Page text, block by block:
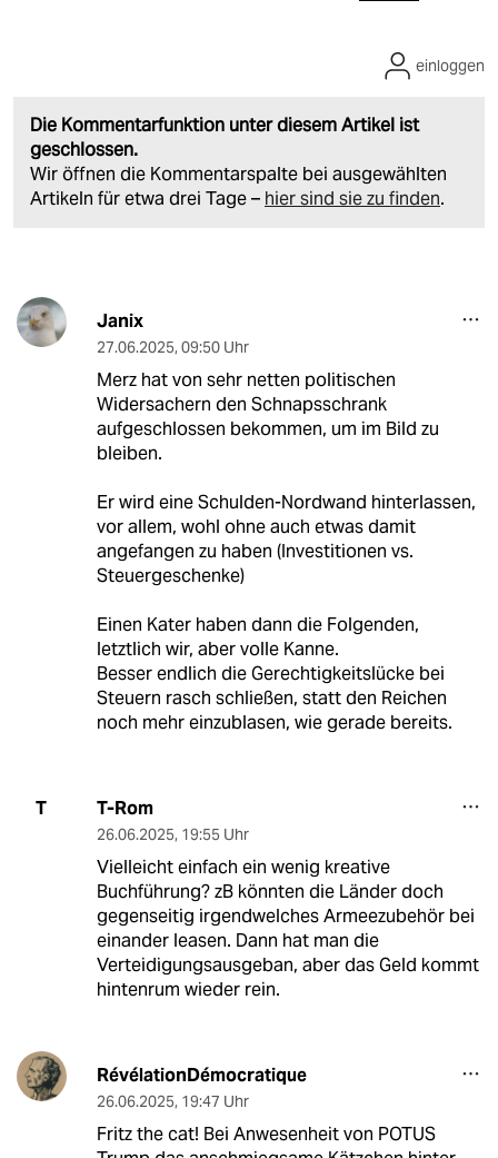
Die Kommentarfunktion unter diesem Artikel ist
geschlossen.
Wir öffnen die Kommentarspalte bei ausgewählten
Artikeln für etwa drei Tage – hier sind sie zu finden.
einloggen
Janix
27.06.2025, 09:50 Uhr
Merz hat von sehr netten politischen
Widersachern den Schnapsschrank
aufgeschlossen bekommen, um im Bild zu
bleiben.
Er wird eine Schulden-Nordwand hinterlassen,
vor allem, wohl ohne auch etwas damit
angefangen zu haben (Investitionen vs.
Steuergeschenke)
Einen Kater haben dann die Folgenden,
letztlich wir, aber volle Kanne.
Besser endlich die Gerechtigkeitslücke bei
Steuern rasch schließen, statt den Reichen
noch mehr einzublasen, wie gerade bereits.
T T-Rom
26.06.2025, 19:55 Uhr
Vielleicht einfach ein wenig kreative
Buchführung? zB könnten die Länder doch
gegenseitig irgendwelches Armeezubehör bei
einander leasen. Dann hat man die
Verteidigungsausgeban, aber das Geld kommt
hintenrum wieder rein.
RévélationDémocratique
26.06.2025, 19:47 Uhr
Fritz the cat! Bei Anwesenheit von POTUS